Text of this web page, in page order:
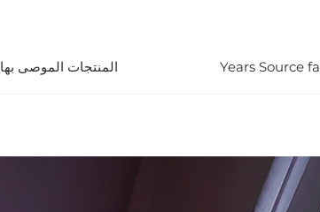
المنتجات الموصى بها